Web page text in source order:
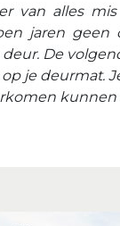
van alles
jaren geen
De
je deurmat.
kunnen